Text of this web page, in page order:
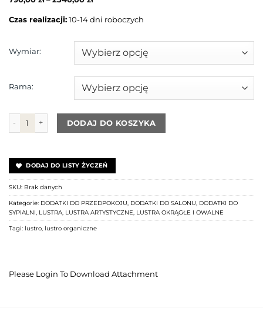
Czas realizacji:10-14 dni roboczych
Wymiar:
Rama:
ilość Lustro o organicznym kształcie w ramie MDF TOPAZ
DODAJ DO KOSZYKA
DODAJ DO LISTY ŻYCZEŃ
SKU: Brak danych
Kategorie: DODATKI DO PRZEDPOKOJU, DODATKI DO SALONU, DODATKI DO
SYPIALNI, LUSTRA, LUSTRA ARTYSTYCZNE, LUSTRA OKRĄGŁE I OWALNE
Tagi: lustro, lustro organiczne
Please Login To Download Attachment